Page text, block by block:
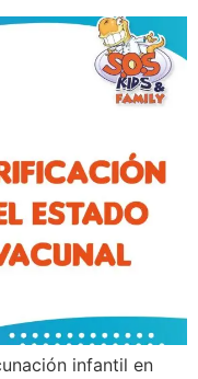
infantil en